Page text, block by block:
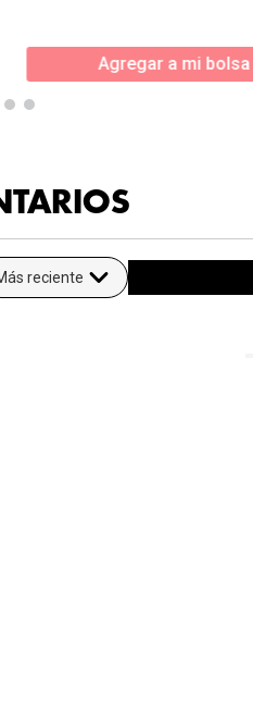
Agregar a mi bolsa
reciente